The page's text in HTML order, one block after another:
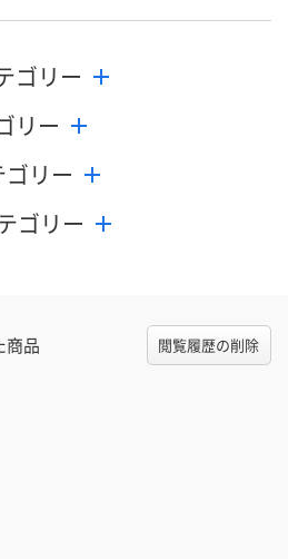
ゴリー
リー
リー
ゴリー
商品 閲覧履歴の削除